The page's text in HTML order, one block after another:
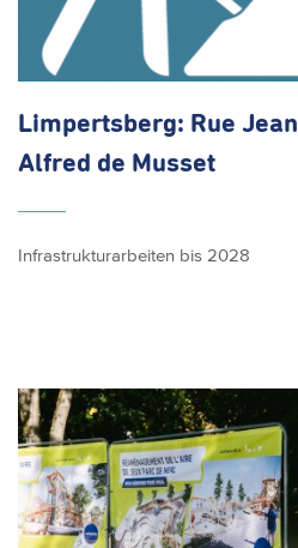
Limpertsberg: Rue Jean
Alfred de Musset
Infrastrukturarbeiten bis 2028